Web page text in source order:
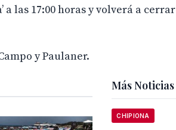
a las 17:00 horas y volverá a cerrar
y Paulaner.
Más Noticias
CHIPIONA